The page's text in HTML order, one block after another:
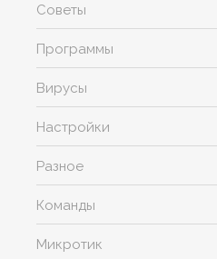
Советы
Программы
Вирусы
Настройки
Разное
Команды
Микротик